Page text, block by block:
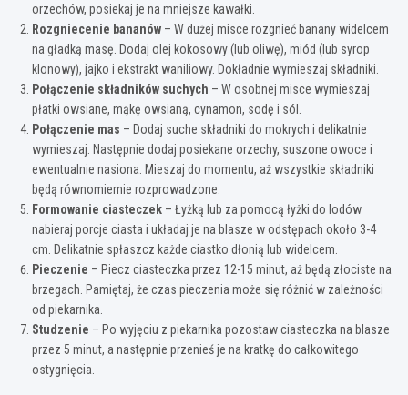
orzechów, posiekaj je na mniejsze kawałki.
Rozgniecenie bananów – W dużej misce rozgnieć banany widelcem
na gładką masę. Dodaj olej kokosowy (lub oliwę), miód (lub syrop
klonowy), jajko i ekstrakt waniliowy. Dokładnie wymieszaj składniki.
Połączenie składników suchych – W osobnej misce wymieszaj
płatki owsiane, mąkę owsianą, cynamon, sodę i sól.
Połączenie mas – Dodaj suche składniki do mokrych i delikatnie
wymieszaj. Następnie dodaj posiekane orzechy, suszone owoce i
ewentualnie nasiona. Mieszaj do momentu, aż wszystkie składniki
będą równomiernie rozprowadzone.
Formowanie ciasteczek – Łyżką lub za pomocą łyżki do lodów
nabieraj porcje ciasta i układaj je na blasze w odstępach około 3-4
cm. Delikatnie spłaszcz każde ciastko dłonią lub widelcem.
Pieczenie – Piecz ciasteczka przez 12-15 minut, aż będą złociste na
brzegach. Pamiętaj, że czas pieczenia może się różnić w zależności
od piekarnika.
Studzenie – Po wyjęciu z piekarnika pozostaw ciasteczka na blasze
przez 5 minut, a następnie przenieś je na kratkę do całkowitego
ostygnięcia.